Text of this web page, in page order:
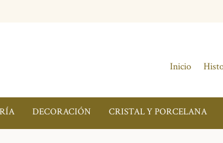
Inicio
DECORACIÓN CRISTAL Y PORCELANA